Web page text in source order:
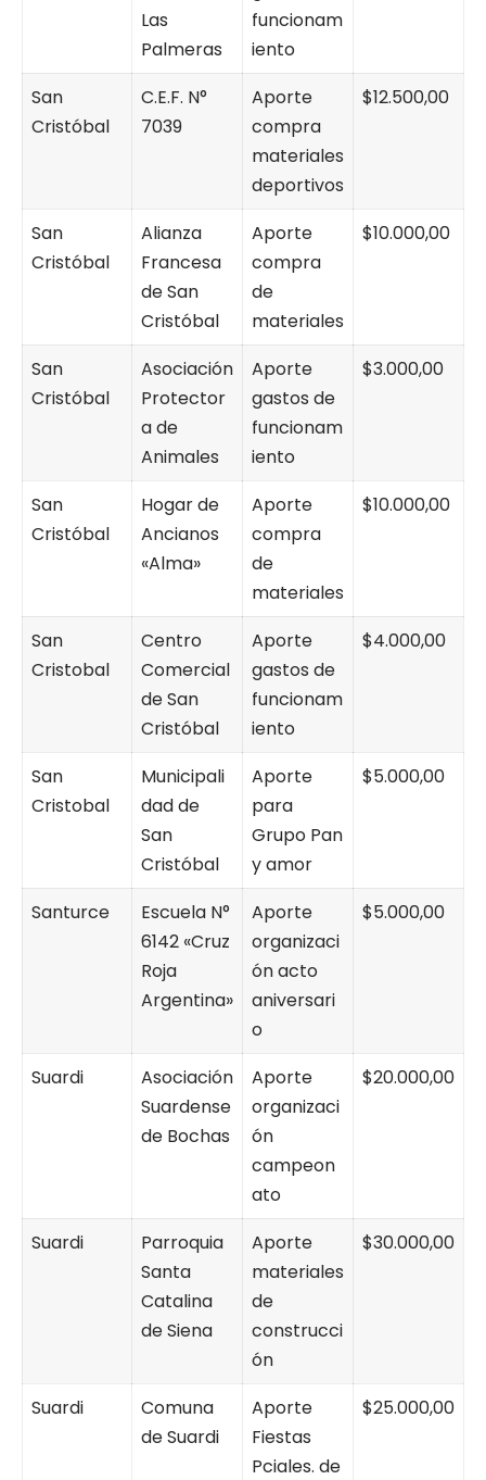
Las
Palmeras
funcionam
iento
San
Cristóbal
C.E.F. N°
7039
Aporte
compra
materiales
deportivos
$12.500,00
San
Cristóbal
Alianza
Francesa
de San
Cristóbal
Aporte
compra
de
materiales
$10.000,00
San
Cristóbal
Asociación
Protector
a de
Animales
Aporte
gastos de
funcionam
iento
$3.000,00
San
Cristóbal
Hogar de
Ancianos
«Alma»
Aporte
compra
de
materiales
$10.000,00
San
Cristobal
Centro
Comercial
de San
Cristóbal
Aporte
gastos de
funcionam
iento
$4.000,00
San
Cristobal
Municipali
dad de
San
Cristóbal
Aporte
para
Grupo Pan
y amor
$5.000,00
Santurce
Escuela N°
6142 «Cruz
Roja
Argentina»
Aporte
organizaci
ón acto
aniversari
o
$5.000,00
Suardi
Asociación
Suardense
de Bochas
Aporte
organizaci
ón
campeon
ato
$20.000,00
Suardi
Parroquia
Santa
Catalina
de Siena
Aporte
materiales
de
construcci
ón
$30.000,00
Suardi
Comuna
de Suardi
Aporte
Fiestas
Pciales. de
$25.000,00